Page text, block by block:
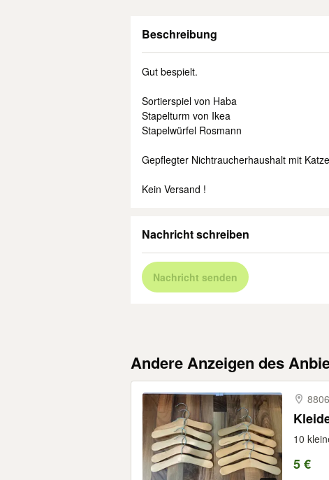
Beschreibung
Gut bespielt.
Sortierspiel von Haba
Stapelturm von Ikea
Stapelwürfel Rosmann
Gepflegter Nichtraucherhaushalt mit
Kein Versand !
Nachricht schreiben
Nachricht senden
Andere Anzeigen des
10
5 €